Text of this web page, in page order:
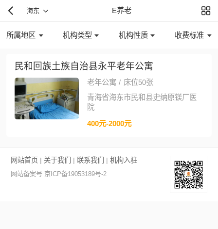
海东 E养老
所属地区 机构类型 机构性质 收费标准
民和回族土族自治县永平老年公寓
老年公寓 / 床位50张
青海省海东市民和县史纳原镁厂医
院
400元-2000元
网站首页 | 关于我们 | 联系我们 | 机构入驻
网站备案号 京ICP备19053189号-2